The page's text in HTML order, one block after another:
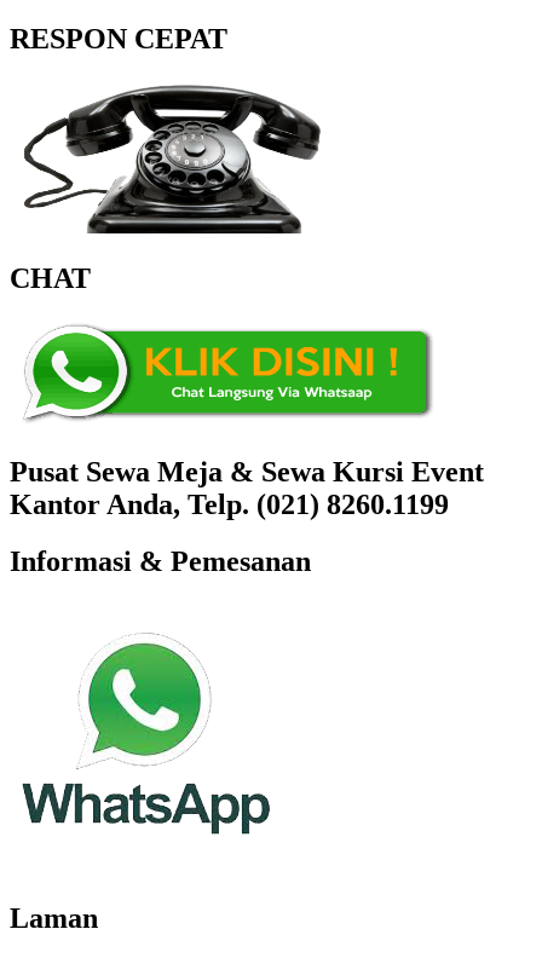
RESPON CEPAT
CHAT
Pusat Sewa Meja & Sewa Kursi Event
Kantor Anda, Telp. (021) 8260.1199
Informasi & Pemesanan
Laman